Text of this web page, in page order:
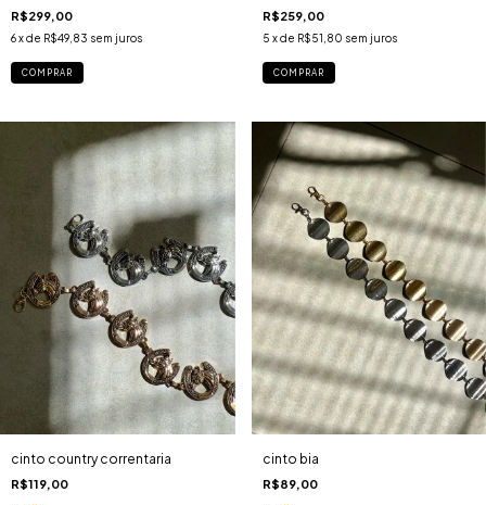
R$299,00
6x de R$49,83 sem juros
COMPRAR
R$259,00
5 x de R$51,80 sem juros
COMPRAR
cinto country correntaria
R$119,00
cinto bia
R$89,00